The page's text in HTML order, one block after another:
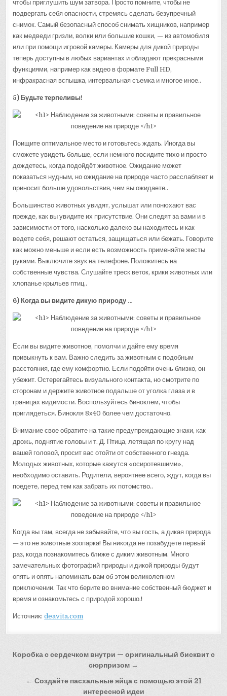
чтобы приглушить шум затвора. Просто помните, чтобы не
подвергать себя опасности, стремясь сделать безупречный
снимок. Самый безопасный способ снимать хищников, например
как медведи гризли, волки или большие кошки, — из автомобиля
или при помощи игровой камеры. Камеры для дикой природы
теперь доступны в любых вариантах и обладают прекрасными
функциями, например как видео в формате Full HD,
инфракрасная вспышка, интервальная съемка и многое иное..
5) Будьте терпеливы!
Поищите оптимальное место и готовьтесь ждать. Иногда вы
сможете увидеть больше, если немного посидите тихо и просто
дождетесь, когда подойдёт животное. Ожидание может
показаться нудным, но ожидание на природе часто расслабляет и
приносит больше удовольствия, чем вы ожидаете..
Большинство животных увидят, услышат или понюхают вас
прежде, как вы увидите их присутствие. Они следят за вами и в
зависимости от того, насколько далеко вы находитесь и как
ведете себя, решают остаться, защищаться или бежать. Говорите
как можно меньше и если есть возможность применяйте жесты
руками. Выключите звук на телефоне. Положитесь на
собственные чувства. Слушайте треск веток, крики животных или
хлопанье крыльев птиц..
6) Когда вы видите дикую природу …
Если вы видите животное, помолчи и дайте ему время
привыкнуть к вам. Важно следить за животным с подобным
расстояния, где ему комфортно. Если подойти очень близко, он
убежит. Остерегайтесь визуального контакта, но смотрите по
сторонам и держите животное подальше от уголка глаза и в
границах видимости. Воспользуйтесь биноклем, чтобы
приглядеться. Бинокля 8х40 более чем достаточно.
Внимание свое обратите на такие предупреждающие знаки, как
дрожь, поднятие головы и т. Д. Птица, летящая по кругу над
вашей головой, просит вас отойти от собственного гнезда.
Молодых животных, которые кажутся «осиротевшими»,
необходимо оставить. Родители, вероятнее всего, ждут, когда вы
поедете, перед тем как забрать их потомство..
Когда вы там, всегда не забывайте, что вы гость, а дикая природа
— это не животные зоопарка! Вы никогда не позабудете первый
раз, когда познакомитесь ближе с диким животным. Много
замечательных фотографий природы и дикой природы будут
опять и опять напоминать вам об этом великолепном
приключении. Так что берите во внимание собственный бюджет и
время и ознакомьтесь с природой хорошо.!
Источник:deavita.com
Навигация
записям
Коробка с сердечком внутри — оригинальный бисквит с
сюрпризом →
← Создайте пасхальные яйца с помощью этой 21
интересной идеи